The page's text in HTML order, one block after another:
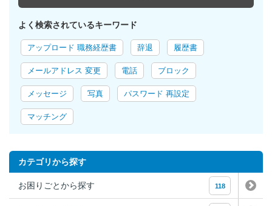
よく検索されているキーワード
アップロード 職務経歴書 辞退 履歴書
メールアドレス 変更 電話 ブロック
メッセージ 写真 パスワード 再設定
マッチング
お困りごとから探す 118